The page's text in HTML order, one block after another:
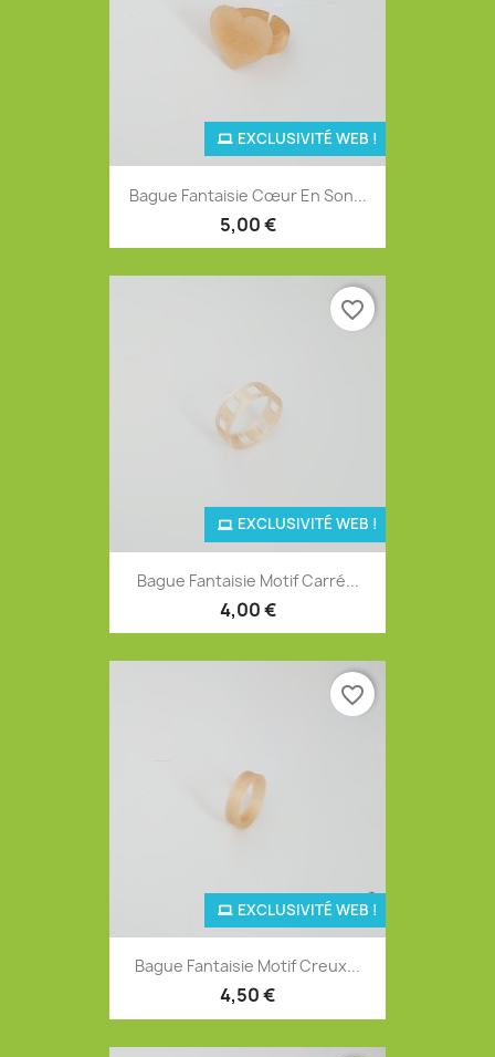
Bague Fantaisie Cœur En Son...
5,00 €
EXCLUSIVITÉ WEB !
Bague Fantaisie Motif Carré...
4,00 €
EXCLUSIVITÉ WEB !
favorite_border
Bague Fantaisie Motif Creux...
4,50 €
EXCLUSIVITÉ WEB !
favorite_border